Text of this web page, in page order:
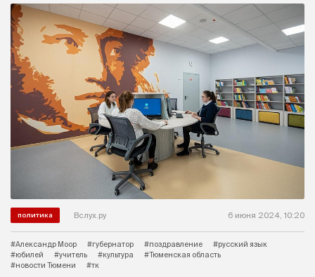
политика Вслух.ру 6 июня 2024, 10:20
#Александр Моор #губернатор #поздравление
#русский язык
#юбилей
#учитель #культура
#Тюменская область
#новости Тюмени
#тк